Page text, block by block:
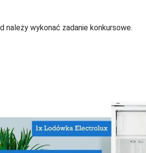
należy wykonać zadanie konkursowe.